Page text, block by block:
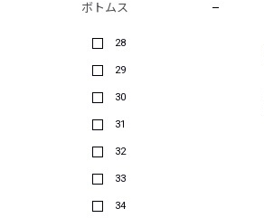
ボトムス
28
29
30
31
32
33
34